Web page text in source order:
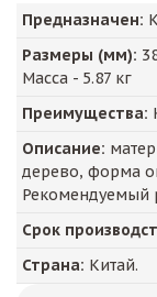
Предназначен:
Размеры (мм):
Масса - 5.87 кг
Преимущества:
Описание:
дерево, форма
Рекомендуемый
Срок
Страна: Китай.